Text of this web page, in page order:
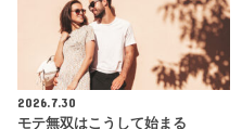
2026.7.30
モテ無双はこうして始まる